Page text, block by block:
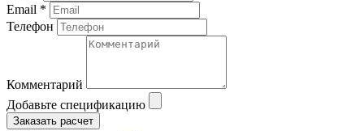
Email *
Телефон
Комментарий
Добавьте спецификацию
Заказать расчет